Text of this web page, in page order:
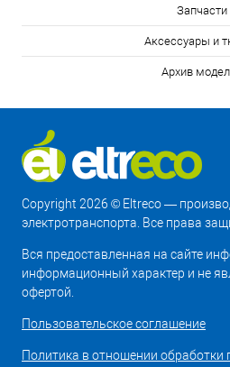
Запчасти
Аксессуары и
Архив
Copyright 2026 © Eltreco —
электротранспорта. Все права
Вся предоставленная на сайте
информационный характер и не
офертой.
Пользовательское соглашение
Политика в отношении